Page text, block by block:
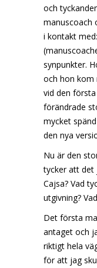
och
manuscoach
i kontakt
(
synpunkter.
och hon kom
vid den
förändrade
mycket
den nya
Nu är den
tycker att det
Cajsa? Vad
utgivning?
Det första
antaget och
riktigt hela
för att jag